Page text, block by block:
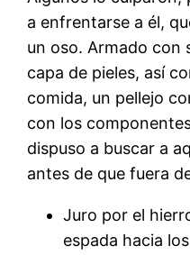
a enfrentarse a él,
un oso. Armado con
capa de pieles, así
comida, un pellejo
con los
dispuso a buscar a
antes de que fuera
Juro por el
espada hacia